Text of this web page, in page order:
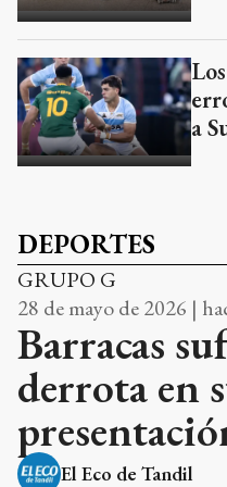
a
DEPORTES
GRUPO G
28 de mayo de 2026 |
Barracas
derrota en
El Eco de Tandil